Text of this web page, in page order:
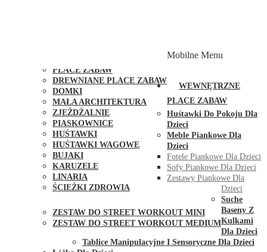
PLACE ZABAW
DREWNIANE PLACE ZABAW
DOMKI
MAŁA ARCHITEKTURA
ZJEŻDŻALNIE
PIASKOWNICE
HUŚTAWKI
HUŚTAWKI WAGOWE
BUJAKI
KARUZELE
LINARIA
ŚCIEŻKI ZDROWIA
ZESTAW DO STREET WORKOUT MINI
ZESTAW DO STREET WORKOUT MEDIUM
Mobilne Menu
WEWNĘTRZNE
PLACE ZABAW
Huśtawki Do Pokoju Dla
Dzieci
Meble Piankowe Dla
Dzieci
Fotele Piankowe Dla Dzieci
Sofy Piankowe Dla Dzieci
Zestawy Piankowe Dla
Dzieci
Suche
Baseny Z
Kulkami
Dla Dzieci
Tablice Manipulacyjne I Sensoryczne Dla Dzieci